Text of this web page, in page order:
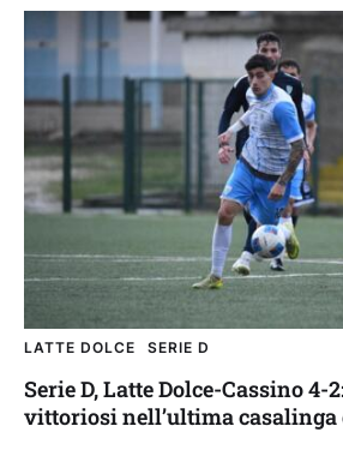
LATTE DOLCE SERIE D
Serie D, Latte Dolce-Cassino 4-
vittoriosi nell’ultima casalinga